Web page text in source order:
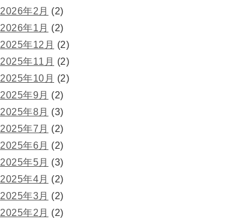
2026年2月 (2)
2026年1月 (2)
2025年12月 (2)
2025年11月 (2)
2025年10月 (2)
2025年9月 (2)
2025年8月 (3)
2025年7月 (2)
2025年6月 (2)
2025年5月 (3)
2025年4月 (2)
2025年3月 (2)
2025年2月 (2)